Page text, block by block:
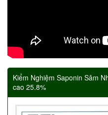
Kiểm Nghiệm Saponin Sâm
cao 25.8%